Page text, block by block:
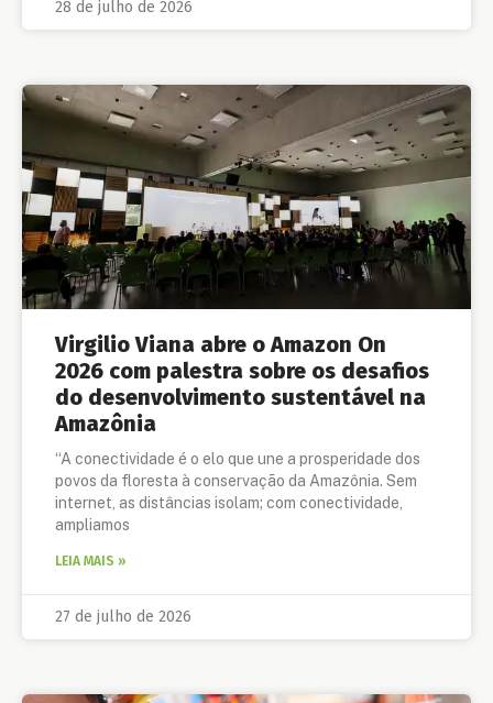
28 de julho de 2026
Virgilio Viana abre o Amazon On
2026 com palestra sobre os desafios
do desenvolvimento sustentável na
Amazônia
“A conectividade é o elo que une a prosperidade dos
povos da floresta à conservação da Amazônia. Sem
internet, as distâncias isolam; com conectividade,
ampliamos
LEIA MAIS »
27 de julho de 2026